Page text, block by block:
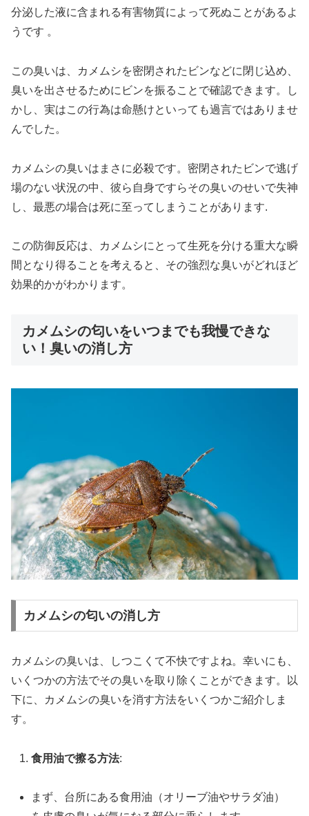
分泌した液に含まれる有害物質によって死ぬことがあるよ
うです 。
この臭いは、カメムシを密閉されたビンなどに閉じ込め、
臭いを出させるためにビンを振ることで確認できます。し
かし、実はこの行為は命懸けといっても過言ではありませ
んでした。
カメムシの臭いはまさに必殺です。密閉されたビンで逃げ
場のない状況の中、彼ら自身ですらその臭いのせいで失神
し、最悪の場合は死に至ってしまうことがあります.
この防御反応は、カメムシにとって生死を分ける重大な瞬
間となり得ることを考えると、その強烈な臭いがどれほど
効果的かがわかります。
カメムシの匂いをいつまでも我慢できな
い！臭いの消し方
カメムシの匂いの消し方
カメムシの臭いは、しつこくて不快ですよね。幸いにも、
いくつかの方法でその臭いを取り除くことができます。以
下に、カメムシの臭いを消す方法をいくつかご紹介しま
す。
食用油で擦る方法:
まず、台所にある食用油（オリーブ油やサラダ油）